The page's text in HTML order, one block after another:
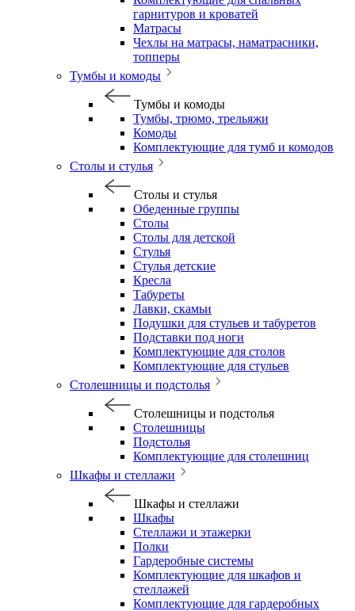
гарнитуров и кроватей
Матрасы
Чехлы на матрасы, наматрасники,
топперы
Тумбы и комоды
Тумбы и комоды
Тумбы, трюмо, трельяжи
Комоды
Комплектующие для тумб и комодов
Столы и стулья
Столы и стулья
Обеденные группы
Столы
Столы для детской
Стулья
Стулья детские
Кресла
Табуреты
Лавки, скамьи
Подушки для стульев и табуретов
Подставки под ноги
Комплектующие для столов
Комплектующие для стульев
Столешницы и подстолья
Столешницы и подстолья
Столешницы
Подстолья
Комплектующие для столешниц
Шкафы и стеллажи
Шкафы и стеллажи
Шкафы
Стеллажи и этажерки
Полки
Гардеробные системы
Комплектующие для шкафов и
стеллажей
Комплектующие для гардеробных